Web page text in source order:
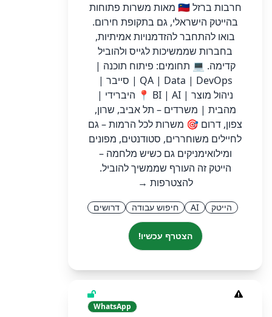
חרבות ברזל 🇮🇱 מאות משרות פתוחות
בהייטק הישראלי, גם בתקופת חירום.
בואו להתחבר להזדמנויות אמיתיות,
בחברות שממשיכות לגייס ולהוביל
קדימה. 💻 תחומים: פיתוח תוכנה |
QA | Data | DevOps | סייבר |
ניהול מוצר | BI | AI 📍 היברידי |
מהבית | משרדים – תל אביב, שרון,
צפון, דרום 🎯 משרות לכל הרמות – גם
לחיילים משוחררים, סטודנטים, מפונים
ומילואימניקים גם כשיש מלחמה –
הייטק זה העורף שממשיך להוביל.
להצטרפות →
הייטק AI חיפוש עבודה דרושים
הצטרף עכשיו!
WhatsApp